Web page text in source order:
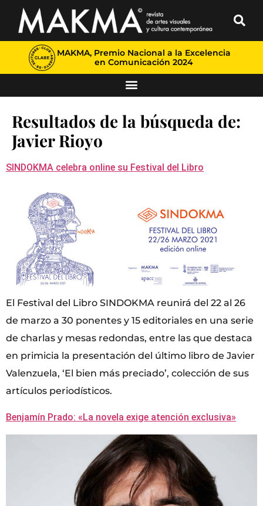
MAKMA, Premio Nacional a la Excelencia
en Comunicación 2024
Resultados de la búsqueda de:
Javier Rioyo
SINDOKMA celebra online su Festival del Libro
El Festival del Libro SINDOKMA reunirá del 22 al 26
de marzo a 30 ponentes y 15 editoriales en una serie
de charlas y mesas redondas, entre las que destaca
en primicia la presentación del último libro de Javier
Valenzuela, ‘El bien más preciado’, colección de sus
artículos periodísticos.
Benjamín Prado: «La novela exige atención exclusiva»